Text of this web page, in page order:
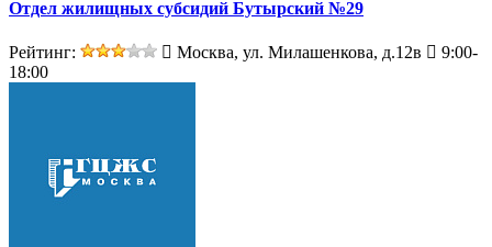
Отдел жилищных субсидий Бутырский №29
Рейтинг: Москва, ул. Милашенкова, д.12в
9:00-
18:00